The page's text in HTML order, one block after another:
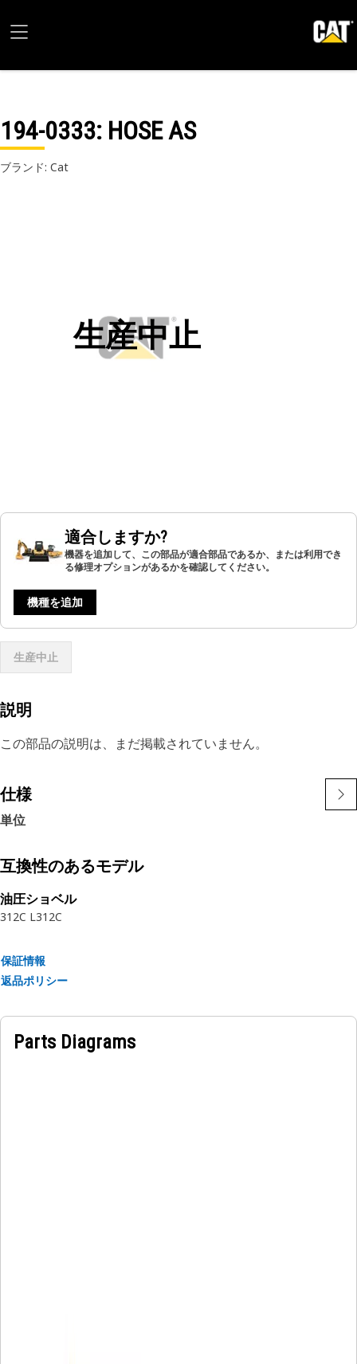
194-0333: HOSE AS
ブランド: Cat
生産中止
適合しますか?
機器を追加して、この部品が適合部品であるか、または利用でき
る修理オプションがあるかを確認してください。
機種を追加
生産中止
説明
この部品の説明は、まだ掲載されていません。
仕様
単位
互換性のあるモデル
油圧ショベル
312C L312C
保証情報
返品ポリシー
Parts Diagrams